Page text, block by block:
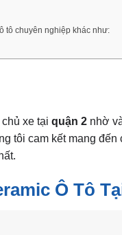
tô chuyên nghiệp khác như:
xe tại quận 2 nhờ
tôi cam kết mang
Ô Tô